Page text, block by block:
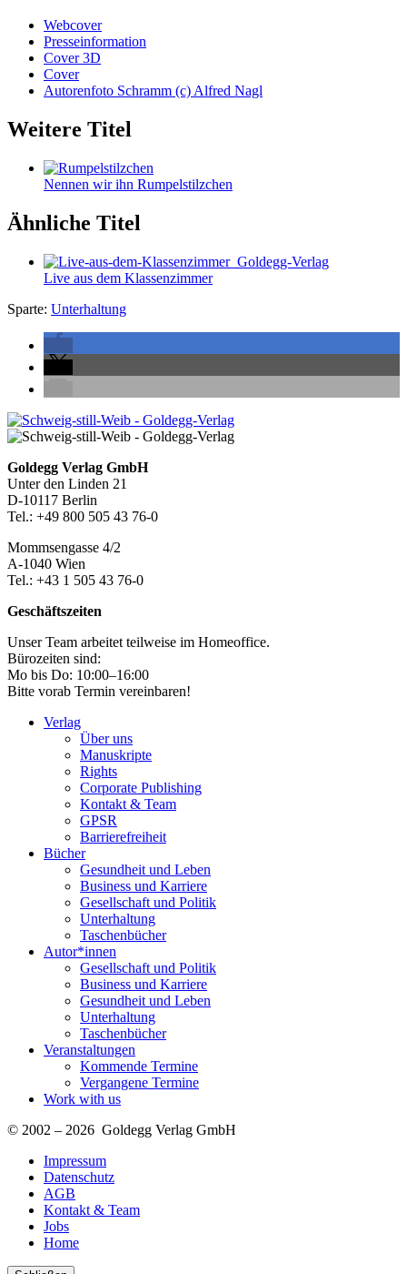
Webcover
Presseinformation
Cover 3D
Cover
Autorenfoto Schramm (c) Alfred Nagl
Weitere Titel
Nennen wir ihn Rumpelstilzchen
Ähnliche Titel
Live aus dem Klassenzimmer
Sparte: Unterhaltung
Seitenleiste
Footer-
Section
Goldegg Verlag GmbH
Unter den Linden 21
D-10117 Berlin
Tel.: +49 800 505 43 76-0
Mommsengasse 4/2
A-1040 Wien
Tel.: +43 1 505 43 76-0
Geschäftszeiten
Unser Team arbeitet teilweise im Homeoffice.
Bürozeiten sind:
Mo bis Do: 10:00–16:00
Bitte vorab Termin vereinbaren!
Verlag
Über uns
Manuskripte
Rights
Corporate Publishing
Kontakt & Team
GPSR
Barrierefreiheit
Bücher
Gesundheit und Leben
Business und Karriere
Gesellschaft und Politik
Unterhaltung
Taschenbücher
Autor*innen
Gesellschaft und Politik
Business und Karriere
Gesundheit und Leben
Unterhaltung
Taschenbücher
Veranstaltungen
Kommende Termine
Vergangene Termine
Work with us
© 2002 – 2026 Goldegg Verlag GmbH
Impressum
Datenschutz
AGB
Kontakt & Team
Jobs
Home